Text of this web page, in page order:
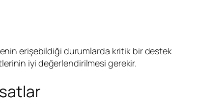
erişebildiği durumlarda kritik bir destek
iyi değerlendirilmesi gerekir.